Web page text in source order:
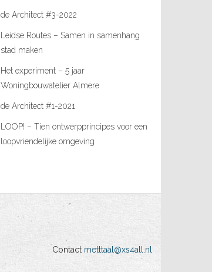
de Architect #3-2022
Leidse Routes – Samen in samenhang
stad maken
Het experiment – 5 jaar
Woningbouwatelier Almere
de Architect #1-2021
LOOP! – Tien ontwerpprincipes voor een
loopvriendelijke omgeving
Contact metttaal@xs4all.nl